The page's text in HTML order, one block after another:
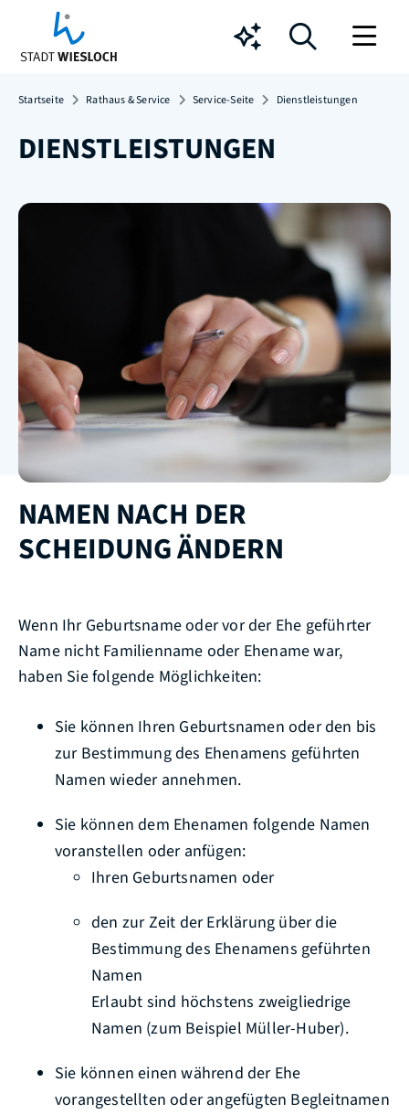
Chatbot
Startseite Rathaus & Service Service-Seite Dienstleistungen
DIENSTLEISTUNGEN
NAMEN NACH DER
SCHEIDUNG ÄNDERN
Wenn Ihr Geburtsname oder vor der Ehe geführter
Name nicht Familienname oder Ehename war,
haben Sie folgende Möglichkeiten:
Sie können Ihren Geburtsnamen oder den bis
zur Bestimmung des Ehenamens geführten
Namen wieder annehmen.
Sie können dem Ehenamen folgende Namen
voranstellen oder anfügen:
Ihren Geburtsnamen oder
den zur Zeit der Erklärung über die
Bestimmung des Ehenamens geführten
Namen
Erlaubt sind höchstens zweigliedrige
Namen (zum Beispiel Müller-Huber).
Sie können einen während der Ehe
vorangestellten oder angefügten Begleitnamen